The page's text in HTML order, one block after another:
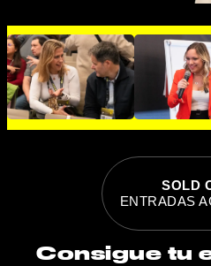
SOLD
ENTRADAS
Consigue tu